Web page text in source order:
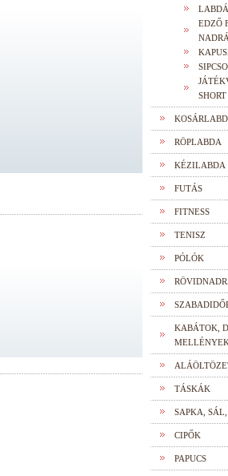
EDZŐ
SHORT
RÖPLABDA
KÉZILABDA
FUTÁS
FITNESS
TENISZ
PÓLÓK
KABÁTOK,
MELLÉNYEK
TÁSKÁK
SAPKA,
CIPŐK
PAPUCS